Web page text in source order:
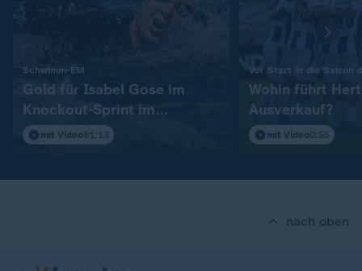
Schwimm-EM:
Gold für Isabel Gose im
Knockout-Sprint im
Freiwasser
mit Video81:13
Vor Start in die Saison
Wohin führt
Ausverkauf?
mit Video0:56
nach oben